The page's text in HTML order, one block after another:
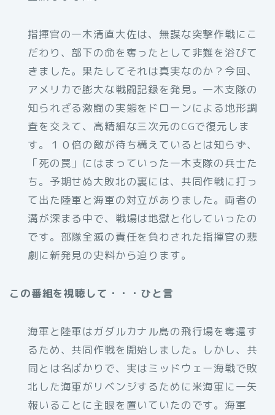
指揮官の一木清直大佐は、無謀な突撃作戦にこ
だわり、部下の命を奪ったとして非難を浴びて
きました。果たしてそれは真実なのか？今回、
アメリカで膨大な戦闘記録を発見。一木支隊の
知られざる激闘の実態をドローンによる地形調
査を交えて、高精細な三次元のCGで復元しま
す。１０倍の敵が待ち構えているとは知らず、
「死の罠」にはまっていった一木支隊の兵士た
ち。予期せぬ大敗北の裏には、共同作戦に打っ
て出た陸軍と海軍の対立がありました。両者の
溝が深まる中で、戦場は地獄と化していったの
です。部隊全滅の責任を負わされた指揮官の悲
劇に新発見の史料から迫ります。
この番組を視聴して・・・ひと言
海軍と陸軍はガダルカナル島の飛行場を奪還す
るため、共同作戦を開始しました。しかし、共
同とは名ばかりで、実はミッドウェー海戦で敗
北した海軍がリベンジするために米海軍に一矢
報いることに主眼を置いていたのです。海軍